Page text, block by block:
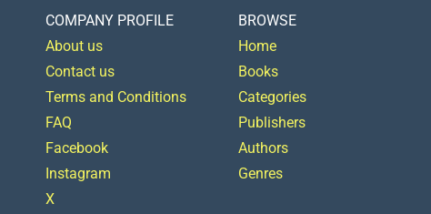
COMPANY PROFILE
About us
Contact us
Terms and Conditions
FAQ
Facebook
Instagram
X
BROWSE
Home
Books
Categories
Publishers
Authors
Genres